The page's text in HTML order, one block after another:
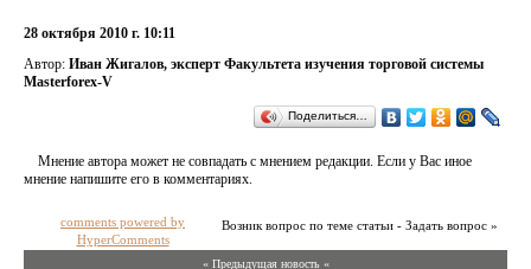
28 октября 2010 г. 10:11
Автор: Иван Жигалов, эксперт Факультета изучения торговой системы
Masterforex-V
Поделиться…
Мнение автора может не совпадать с мнением редакции. Если у Вас иное
мнение напишите его в комментариях.
Возник вопрос по теме статьи - Задать вопрос »
comments powered by
HyperComments
« Предыдущая новость «